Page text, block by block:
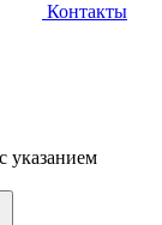
Контакты
указанием